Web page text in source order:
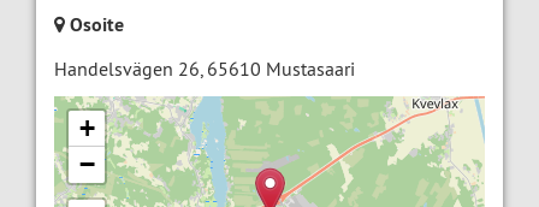
Osoite
Handelsvägen 26, 65610 Mustasaari
+
−